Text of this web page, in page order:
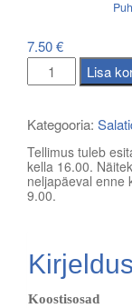
7.50€
Juustu-
kartulisalat
Lisa
Kategooria:
Tellimus tuleb
kella 16.00.
neljapäeval enne
9.00.
Kirjeldus
Koostisosad